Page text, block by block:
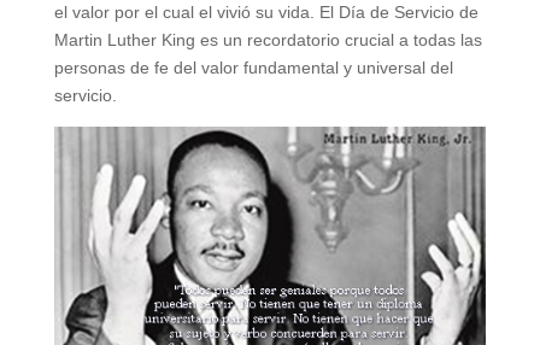
el valor por el cual el vivió su vida. El Día de Servicio de
Martin Luther King es un recordatorio crucial a todas las
personas de fe del valor fundamental y universal del
servicio.